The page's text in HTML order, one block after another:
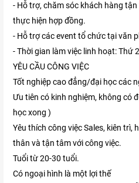
- Hỗ trợ, chăm sóc khách hàng
thực hiện hợp đồng.
- Hỗ trợ các event tổ chức tại văn
- Thời gian làm việc linh hoạt: Thứ
YÊU CẦU CÔNG VIỆC
Tốt nghiệp cao đẳng/đại học các
Ưu tiên có kinh nghiệm, không có
học xong )
Yêu thích công việc Sales, kiên trì,
thân và tận tâm với công việc.
Tuổi từ 20-30 tuổi.
Có ngoại hình là một lợi thế